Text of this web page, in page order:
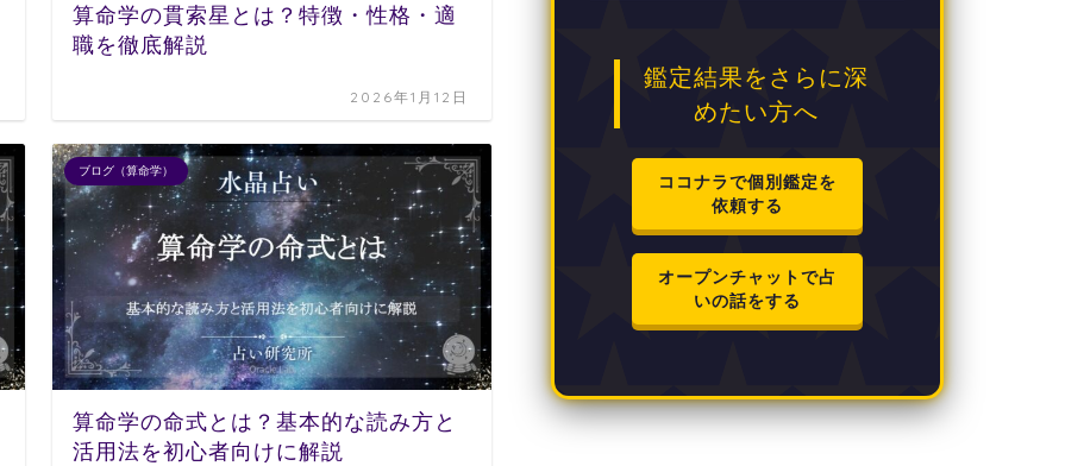
算命学の貫索星とは？特徴・性格・適
職を徹底解説
2026年1月12日
ブログ（算命学）
算命学の命式とは？基本的な読み方と
活用法を初心者向けに解説
鑑定結果をさらに深
めたい方へ
ココナラで個別鑑定を
依頼する
オープンチャットで占
いの話をする